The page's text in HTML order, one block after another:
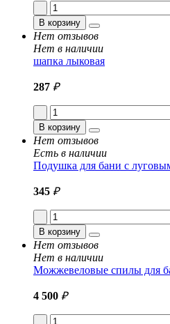
В корзину
Нет отзывов
Нет в наличии
шапка лыковая
287 ₽
В корзину
Нет отзывов
Есть в наличии
Подушка для бани с
345 ₽
В корзину
Нет отзывов
Нет в наличии
Можжевеловые спилы для
4 500 ₽